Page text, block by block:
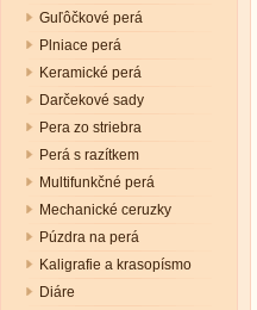
Guľôčkové perá
Plniace perá
Keramické perá
Darčekové sady
Pera zo striebra
Perá s razítkem
Multifunkčné perá
Mechanické ceruzky
Púzdra na perá
Kaligrafie a krasopísmo
Diáre